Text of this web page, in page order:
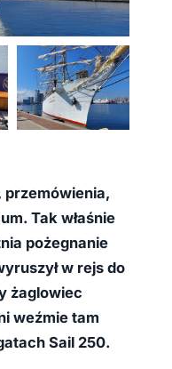
przemówienia,
Tak właśnie
pożegnanie
w rejs do
żaglowiec
weźmie tam
Sail 250.